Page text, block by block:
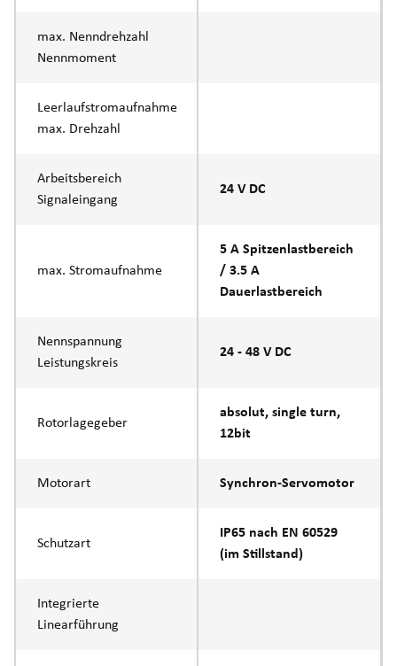
max. Nenndrehzahl
Nennmoment
Leerlaufstromaufnahme
max. Drehzahl
Arbeitsbereich
Signaleingang
24 V DC
max. Stromaufnahme
5 A Spitzenlastbereich
/ 3.5 A
Dauerlastbereich
Nennspannung
Leistungskreis
24 - 48 V DC
Rotorlagegeber
absolut, single turn,
12bit
Motorart Synchron-Servomotor
Schutzart
IP65 nach EN 60529
(im Stillstand)
Integrierte
Linearführung